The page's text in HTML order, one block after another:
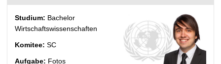
Studium: Bachelor
Wirtschaftswissenschaften
Komitee: SC
Aufgabe: Fotos